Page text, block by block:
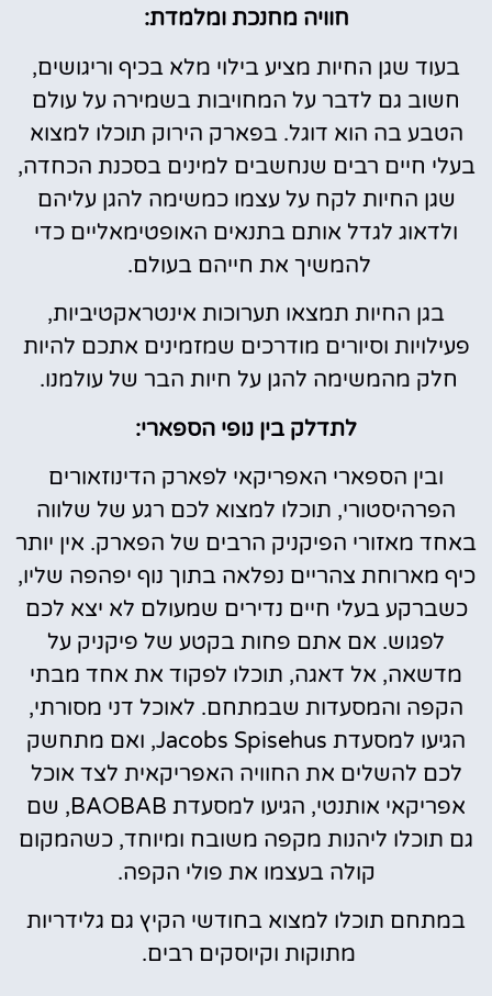
חוויה מחנכת ומלמדת:
בעוד שגן החיות מציע בילוי מלא בכיף וריגושים,
חשוב גם לדבר על המחויבות בשמירה על עולם
הטבע בה הוא דוגל. בפארק הירוק תוכלו למצוא
בעלי חיים רבים שנחשבים למינים בסכנת הכחדה,
שגן החיות לקח על עצמו כמשימה להגן עליהם
ולדאוג לגדל אותם בתנאים האופטימאליים כדי
להמשיך את חייהם בעולם.
בגן החיות תמצאו תערוכות אינטראקטיביות,
פעילויות וסיורים מודרכים שמזמינים אתכם להיות
חלק מהמשימה להגן על חיות הבר של עולמנו.
לתדלק בין נופי הספארי:
ובין הספארי האפריקאי לפארק הדינוזאורים
הפרהיסטורי, תוכלו למצוא לכם רגע של שלווה
באחד מאזורי הפיקניק הרבים של הפארק. אין יותר
כיף מארוחת צהריים נפלאה בתוך נוף יפהפה שליו,
כשברקע בעלי חיים נדירים שמעולם לא יצא לכם
לפגוש. אם אתם פחות בקטע של פיקניק על
מדשאה, אל דאגה, תוכלו לפקוד את אחד מבתי
הקפה והמסעדות שבמתחם. לאוכל דני מסורתי,
הגיעו למסעדת Jacobs Spisehus, ואם מתחשק
לכם להשלים את החוויה האפריקאית לצד אוכל
אפריקאי אותנטי, הגיעו למסעדת BAOBAB, שם
גם תוכלו ליהנות מקפה משובח ומיוחד, כשהמקום
קולה בעצמו את פולי הקפה.
במתחם תוכלו למצוא בחודשי הקיץ גם גלידריות
מתוקות וקיוסקים רבים.